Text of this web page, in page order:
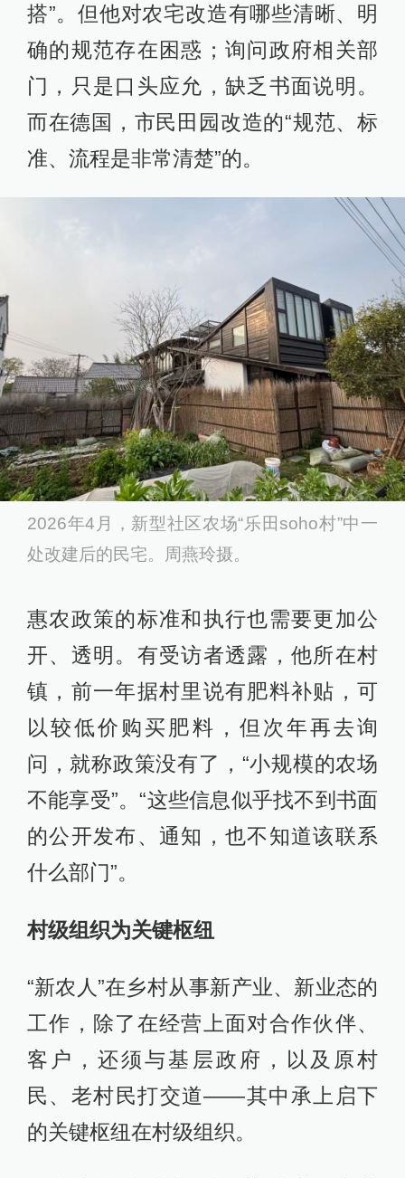
搭”。但他对农宅改造有哪些清晰、明
确的规范存在困惑；询问政府相关部
门，只是口头应允，缺乏书面说明。
而在德国，市民田园改造的“规范、标
准、流程是非常清楚”的。
2026年4月，新型社区农场“乐田soho村”中一
处改建后的民宅。周燕玲摄。
惠农政策的标准和执行也需要更加公
开、透明。有受访者透露，他所在村
镇，前一年据村里说有肥料补贴，可
以较低价购买肥料，但次年再去询
问，就称政策没有了，“小规模的农场
不能享受”。“这些信息似乎找不到书面
的公开发布、通知，也不知道该联系
什么部门”。
村级组织为关键枢纽
“新农人”在乡村从事新产业、新业态的
工作，除了在经营上面对合作伙伴、
客户，还须与基层政府，以及原村
民、老村民打交道——其中承上启下
的关键枢纽在村级组织。